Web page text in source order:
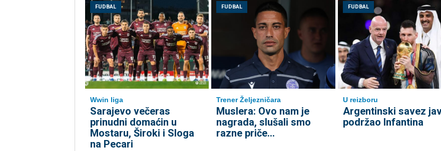
FUDBAL
Wwin liga
Sarajevo večeras
prinudni domaćin u
Mostaru, Široki i Sloga
na Pecari
FUDBAL
Trener Željezničara
Muslera: Ovo nam je
nagrada, slušali smo
razne priče...
FUDBAL
U reizboru
Argentinski savez
podržao Infantina